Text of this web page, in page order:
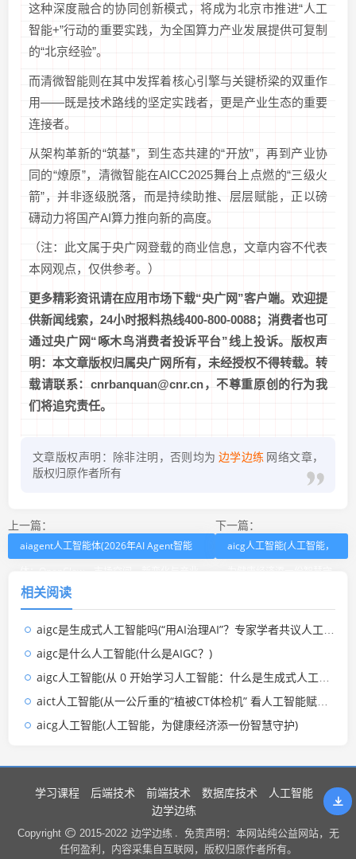
这种深度融合的协同创新模式，将成为北京市推进“人工
智能+”行动的重要实践，为全国算力产业发展提供可复制
的“北京经验”。
而清微智能则在其中发挥着核心引擎与关键桥梁的双重作
用——既是技术路线的坚定实践者，更是产业生态的重要
连接者。
从架构革新的“筑基”，到生态共建的“开放”，再到产业协
同的“燎原”，清微智能在AICC2025舞台上点燃的“三级火
箭”，并非逐级脱落，而是持续助推、层层赋能，正以磅
礴动力将国产AI算力推向新的高度。
（注：此文属于央广网登载的商业信息，文章内容不代表
本网观点，仅供参考。）
更多精彩资讯请在应用市场下载“央广网”客户端。欢迎提
供新闻线索，24小时报料热线400-800-0088；消费者也可
通过央广网“啄木鸟消费者投诉平台”线上投诉。版权声
明：本文章版权归属央广网所有，未经授权不得转载。转
载请联系：cnrbanquan@cnr.cn，不尊重原创的行为我
们将追究责任。
文章版权声明：除非注明，否则均为 边学边练 网络文章，
版权归原作者所有
上一篇：
aiagent人工智能体(2026年AI Agent智能
链)
下一篇：
aicg人工智能(人工智能，
相关阅读
aigc是生成式人工智能吗(“用AI治理AI”？专家学者共议人工智能立法及法治数字化升级)
aigc是什么人工智能(什么是AIGC？)
aigc人工智能(从 0 开始学习人工智能：什么是生成式人工智能 (AIGC)？)
aict人工智能(从一公斤重的“植被CT体检机” 看人工智能赋能生态环境监测)
aicg人工智能(人工智能，为健康经济添一份智慧守护)
学习课程 后端技术 前端技术 数据库技术
人工智能
边学边练
Copyright 2015-2022 边学边练 .
免责声明：本网站纯公益网站，无
任何盈利，内容采集自互联网，版权归原作者所有。